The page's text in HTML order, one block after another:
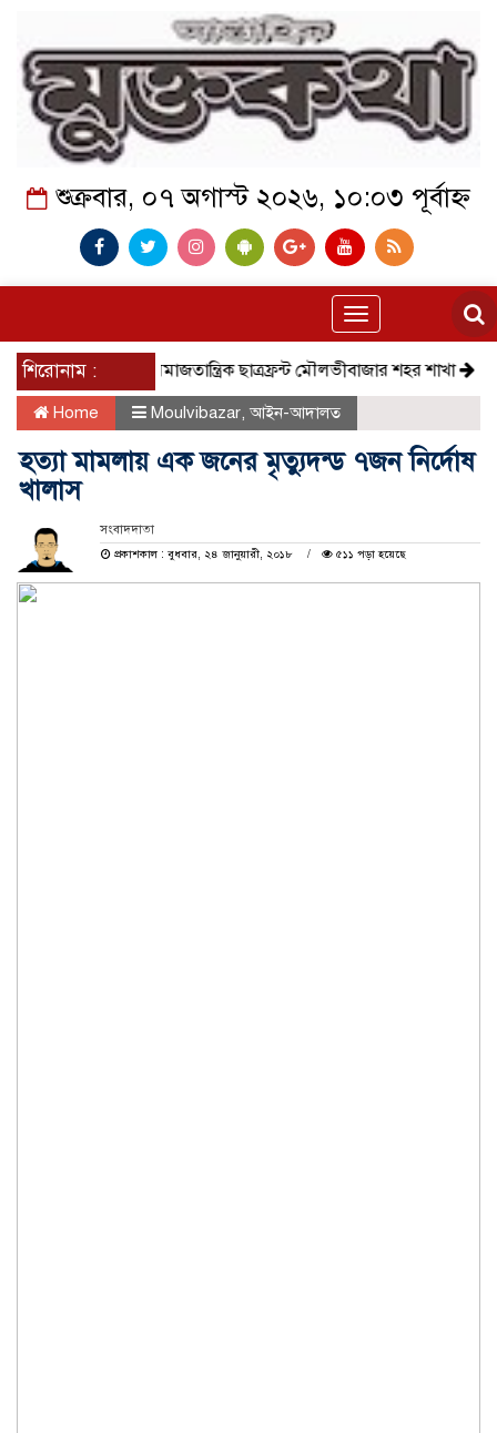
শুক্রবার, ০৭ অগাস্ট ২০২৬, ১০:০৩ পূর্বাহ্ন
Toggle
navigation
শিরোনাম : সমাজতান্ত্রিক ছাত্রফ্রন্ট মৌলভীবাজার শহর শাখা কেমন
Home Moulvibazar, আইন-আদালত
হত্যা মামলায় এক জনের মৃত্যুদন্ড ৭জন নির্দোষ
খালাস
সংবাদদাতা
প্রকাশকাল : বুধবার, ২৪ জানুয়ারী, ২০১৮
৫১১ পড়া হয়েছে